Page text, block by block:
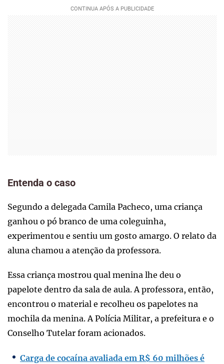
Entenda o caso
Segundo a delegada Camila Pacheco, uma criança
ganhou o pó branco de uma coleguinha,
experimentou e sentiu um gosto amargo. O relato da
aluna chamou a atenção da professora.
Essa criança mostrou qual menina lhe deu o
papelote dentro da sala de aula. A professora, então,
encontrou o material e recolheu os papelotes na
mochila da menina. A Polícia Militar, a prefeitura e o
Conselho Tutelar foram acionados.
Carga de cocaína avaliada em R$ 60 milhões é